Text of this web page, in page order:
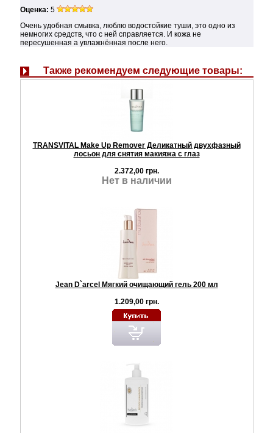
Оценка: 5
Очень удобная смывка, люблю водостойкие туши, это одно из
немногих средств, что с ней справляется. И кожа не
пересушенная а увлажнённая после него.
Также рекомендуем следующие товары:
TRANSVITAL Make Up Remover Деликатный двухфазный
лосьон для снятия макияжа с глаз
2.372,00 грн.
Нет в наличии
Jean D`arcel Мягкий очищающий гель 200 мл
1.209,00 грн.